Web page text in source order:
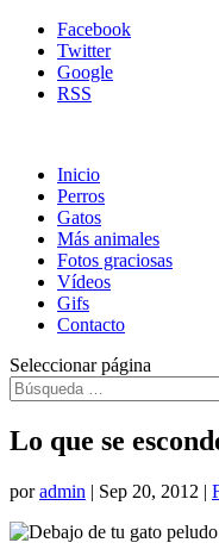
Facebook
Twitter
Google
RSS
Inicio
Perros
Gatos
Más animales
Fotos graciosas
Vídeos
Gifs
Contacto
Seleccionar página
Lo que se
poradmin | Sep 20, 2012 |